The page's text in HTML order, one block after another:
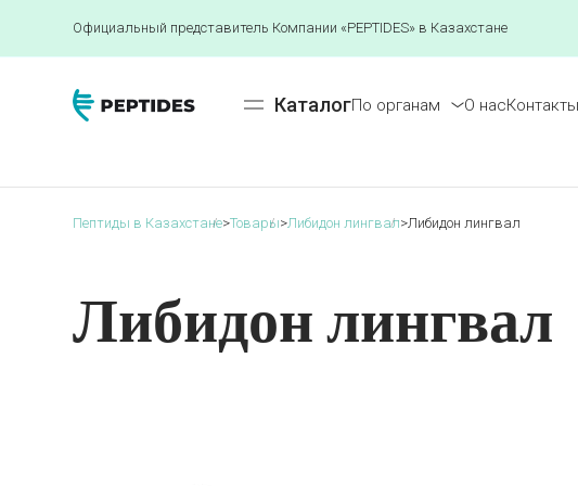
Официальный представитель Компании «PEPTIDES» в Казахстане
КаталогПо органам О насКонтакты
Пептиды в Казахстане>Товары>Либидон лингвал>Либидон лингвал
Либидон лингвал